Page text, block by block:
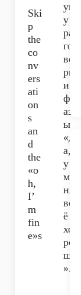
Ski
p
the
co
nv
ers
ati
on
s
an
d
the
«o
h,
I’
m
fin
e»s
ущ
у
раз
го
во
ры
и
фр
аз
ы
«д
а,
у
ме
ня
вс
ё
хо
ро
шо
».